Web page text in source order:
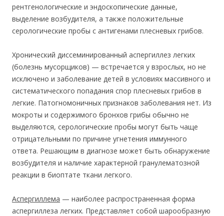
рентгенологические и эндоскопические данные,
выделение возбудителя, а также положительные
серологические пробы с антигенами плесневых грибов.
Хронический диссеминированный аспергиллез легких
(болезнь мусорщиков) — встречается у взрослых, но не
исключено и заболевание детей в условиях массивного и
систематического попадания спор плесневых грибов в
легкие. Патогномоничных признаков заболевания нет. Из
мокроты и содержимого бронхов грибы обычно не
выделяются, серологические пробы могут быть чаще
отрицательными по причине угнетения иммунного
ответа. Решающим в диагнозе может быть обнаружение
возбудителя и наличие характерной гранулематозной
реакции в биоптате ткани легкого.
Аспергиллема — наиболее распространенная форма
аспергиллеза легких. Представляет собой шарообразную